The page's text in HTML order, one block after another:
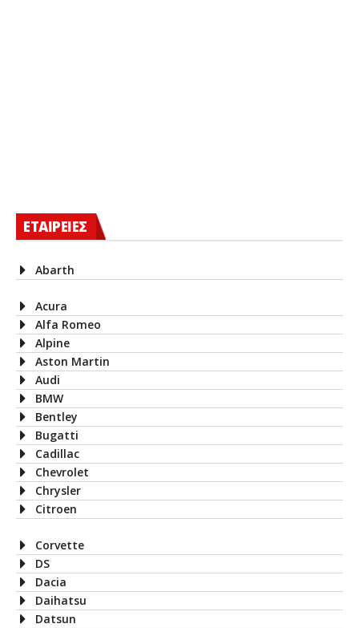
ΕΤΑΙΡΕΙΕΣ
Abarth
Acura
Alfa Romeo
Alpine
Aston Martin
Audi
BMW
Bentley
Bugatti
Cadillac
Chevrolet
Chrysler
Citroen
Corvette
DS
Dacia
Daihatsu
Datsun